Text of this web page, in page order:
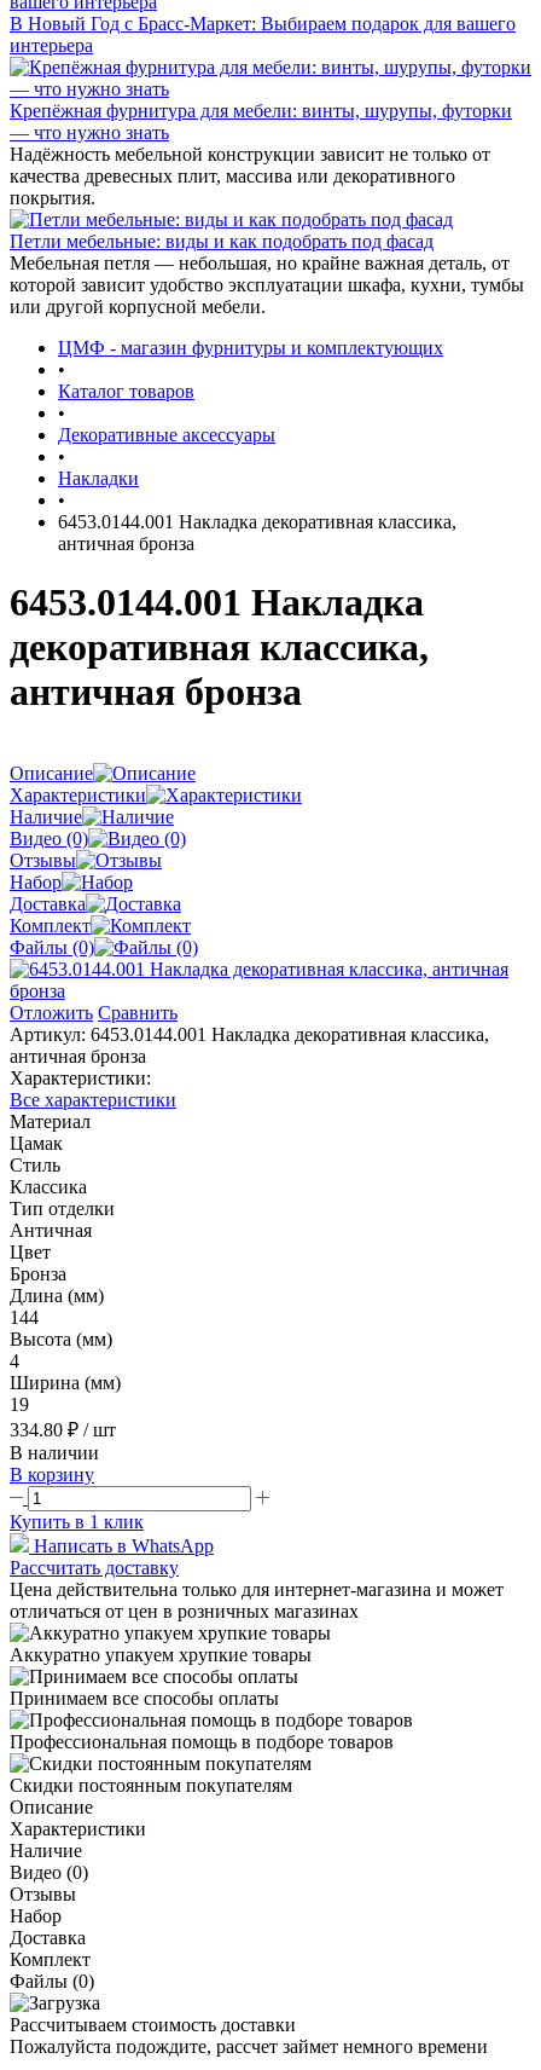
В Новый Год с Брасс-Маркет: Выбираем подарок для вашего
интерьера
Крепёжная фурнитура для мебели: винты, шурупы, футорки
— что нужно знать
Надёжность мебельной конструкции зависит не только от
качества древесных плит, массива или декоративного
покрытия.
Петли мебельные: виды и как подобрать под фасад
Мебельная петля — небольшая, но крайне важная деталь, от
которой зависит удобство эксплуатации шкафа, кухни, тумбы
или другой корпусной мебели.
ЦМФ - магазин фурнитуры и комплектующих
•
Каталог товаров
•
Декоративные аксессуары
•
Накладки
•
6453.0144.001 Накладка декоративная классика,
античная бронза
6453.0144.001 Накладка
декоративная классика,
античная бронза
Описание
Характеристики
Наличие
Видео (0)
Отзывы
Набор
Доставка
Комплект
Файлы (0)
Отложить Сравнить
Артикул: 6453.0144.001 Накладка декоративная классика,
античная бронза
Характеристики:
Все характеристики
Материал
Цамак
Стиль
Классика
Тип отделки
Античная
Цвет
Бронза
Длина (мм)
144
Высота (мм)
4
Ширина (мм)
19
334.80 ₽ / шт
В наличии
В корзину
Купить в 1 клик
Написать в WhatsApp
Рассчитать доставку
Цена действительна только для интернет-магазина и может
отличаться от цен в розничных магазинах
Аккуратно упакуем хрупкие товары
Принимаем все способы оплаты
Профессиональная помощь в подборе товаров
Скидки постоянным покупателям
Описание
Характеристики
Наличие
Видео (0)
Отзывы
Набор
Доставка
Комплект
Файлы (0)
Рассчитываем стоимость доставки
Пожалуйста подождите, рассчет займет немного времени